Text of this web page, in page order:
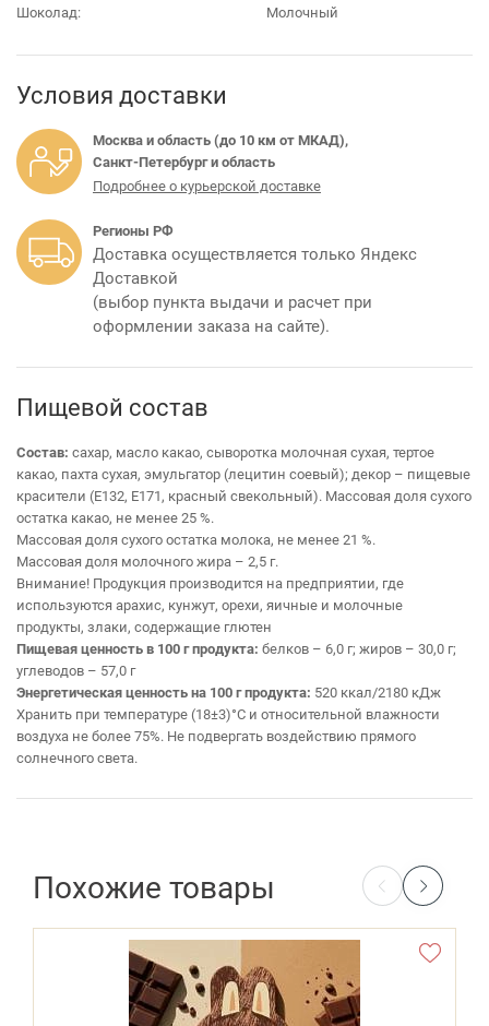
Шоколад:
Молочный
Условия доставки
Москва и область (до 10 км от МКАД),
Санкт-Петербург и область
Подробнее о курьерской доставке
Регионы РФ
Доставка осуществляется только Яндекс
Доставкой
(выбор пункта выдачи и расчет при
оформлении заказа на сайте).
Пищевой состав
Состав: сахар, масло какао, сыворотка молочная сухая, тертое
какао, пахта сухая, эмульгатор (лецитин соевый); декор – пищевые
красители (Е132, Е171, красный свекольный). Массовая доля сухого
остатка какао, не менее 25 %.
Массовая доля сухого остатка молока, не менее 21 %.
Массовая доля молочного жира – 2,5 г.
Внимание! Продукция производится на предприятии, где
используются арахис, кунжут, орехи, яичные и молочные
продукты, злаки, содержащие глютен
Пищевая ценность в 100 г продукта: белков – 6,0 г; жиров – 30,0 г;
углеводов – 57,0 г
Энергетическая ценность на 100 г продукта: 520 ккал/2180 кДж
Хранить при температуре (18±3)°С и относительной влажности
воздуха не более 75%. Не подвергать воздействию прямого
солнечного света.
Похожие товары